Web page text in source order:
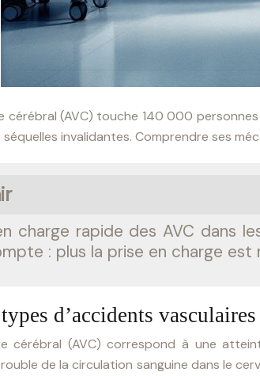
cérébral (AVC) touche 140 000
invalidantes. Comprendre ses
charge rapide des AVC dans
: plus la prise en charge
d’accidents
cérébral (AVC) correspond à une
de la circulation sanguine dans le